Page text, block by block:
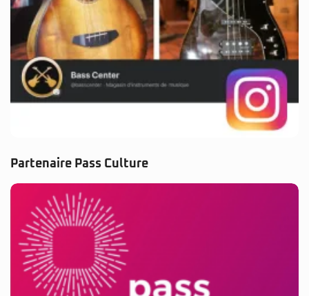
Partenaire Pass Culture